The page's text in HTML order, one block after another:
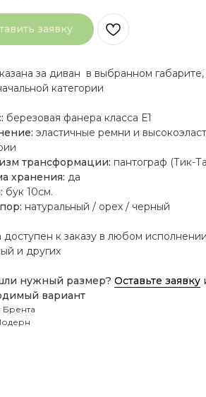
заявку
за диван в выбранном
категории
березовая фанера класса Е1
эластичные ремни и
трансформации: пантограф (Тик-
хранения: да
бук 10см.
натуральный / орех / черный
доступен к заказу в любом
и других
нужный размер? Оставьте заявку
вариант
Брента